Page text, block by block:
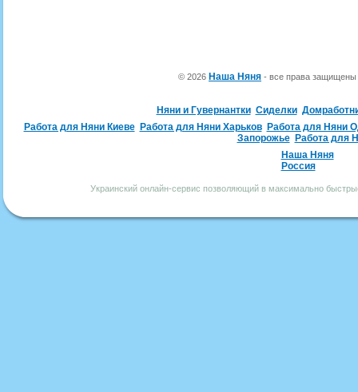
© 2026 Наша Няня - все права
Няни и Гувернантки Сиделки
Работа для Няни Киеве
Работа для Няни Харьков
Работа для Няни
Запорожье
Работа для
Наша Няня
Россия
Украинский онлайн-сервис позволяющий в максимально